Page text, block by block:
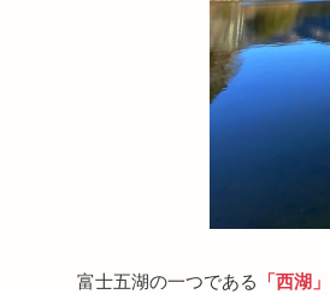
富士五湖の一つである 「西湖」